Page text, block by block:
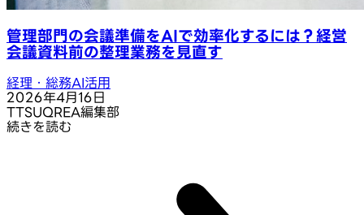
管理部門の会議準備をAIで効率化するには？経営
会議資料前の整理業務を見直す
経理・総務AI活用
2026年4月16日
TTSUQREA編集部
続きを読む